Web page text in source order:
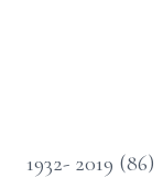
1932- 2019 (86)